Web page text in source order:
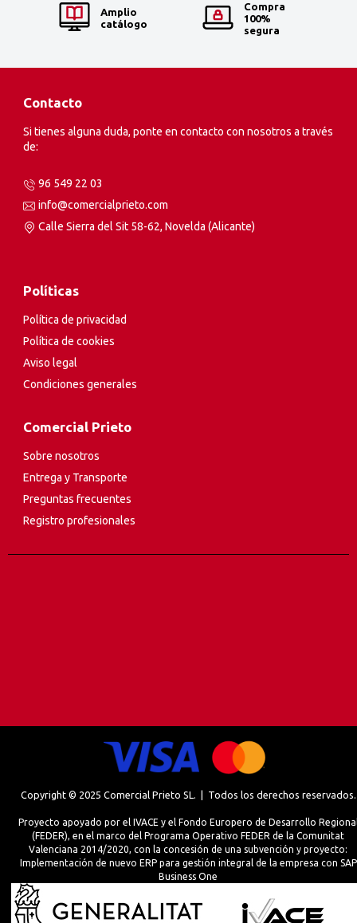
Amplio
catálogo
Compra
100%
segura
Contacto
Si tienes alguna duda, ponte en contacto con nosotros a través
de:
96 549 22 03
info@comercialprieto.com
Calle Sierra del Sit 58-62, Novelda (Alicante)
Políticas
Política de privacidad
Política de cookies
Aviso legal
Condiciones generales
Comercial Prieto
Sobre nosotros
Entrega y Transporte
Preguntas frecuentes
Registro profesionales
Copyright © 2025 Comercial Prieto SL. | Todos los derechos reservados.
Proyecto apoyado por el IVACE y el Fondo Europero de Desarrollo
(FEDER), en el marco del Programa Operativo FEDER de la Comunitat
Valenciana 2014/2020, con la concesión de una subvención y proyecto:
Implementación de nuevo ERP para gestión integral de la empresa con SAP
Business One